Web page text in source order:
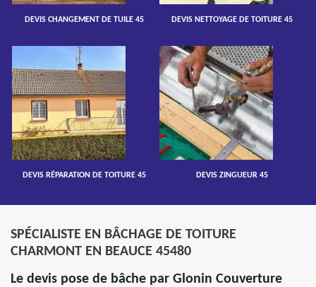
DEVIS CHANGEMENT DE TUILE 45 DEVIS NETTOYAGE DE TOITURE 45
DEVIS RÉPARATION DE TOITURE 45 DEVIS ZINGUEUR 45
SPÉCIALISTE EN BÂCHAGE DE TOITURE
CHARMONT EN BEAUCE 45480
Le devis pose de bâche par Glonin Couverture